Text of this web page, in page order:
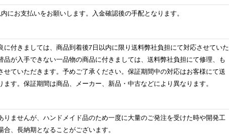
にお支払いをお願いします。入金確認後の手配となります。
に付きましては、商品到着後7日以内に限り送料弊社負担にて対応させていた
品が入手できない一品物の商品に付きましては、送料弊社負担にて修理、も
せていただきます。予めご了承ください。保証期間中の対応はお客様にて送
ます。保証期間は商品、メーカー、新品・中古などにより異なります。
りませんが、ハンドメイド品のため一度に大量のご発注を受けた時や開発工
合、長納期となることがございます。